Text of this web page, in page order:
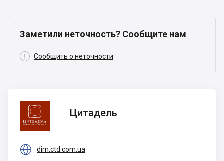
Заметили неточность? Сообщите нам
 Сообщить о неточности
Цитадель
Цитадель
 dim.ctd.com.ua